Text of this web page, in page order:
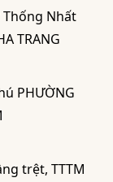
Thống Nhất
TRANG
PHƯỜNG
trệt, TTTM